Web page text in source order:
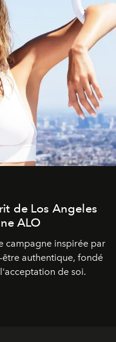
de Los Angeles
ALO
campagne inspirée par
authentique, fondé
de soi.